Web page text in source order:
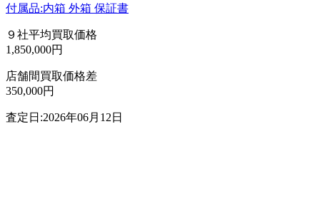
付属品:内箱 外箱 保証書
９社平均買取価格
1,850,000円
店舗間買取価格差
350,000円
査定日:2026年06月12日